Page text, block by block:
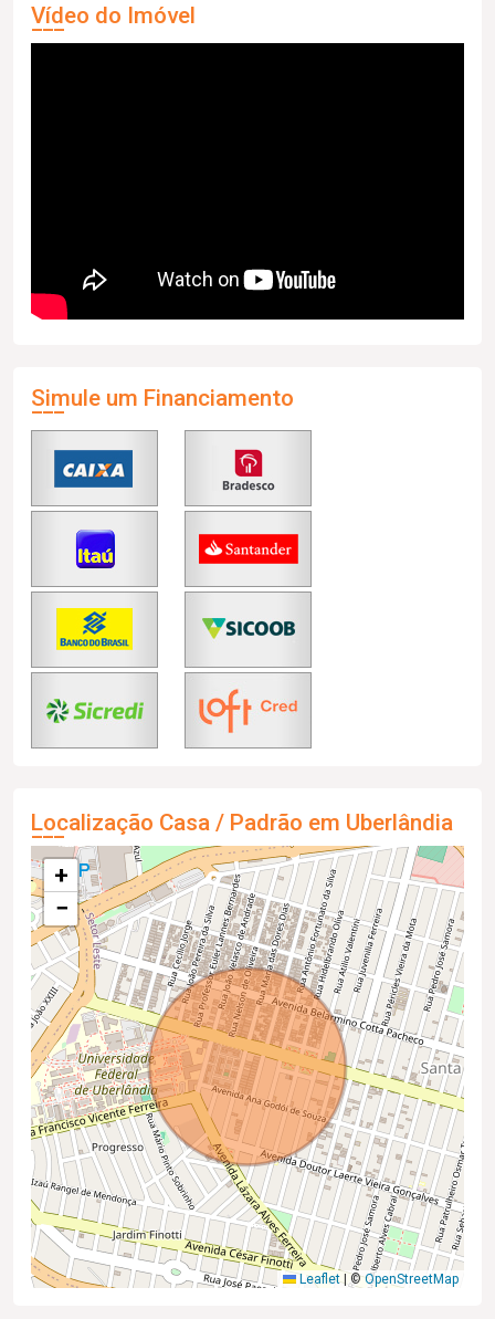
Vídeo do Imóvel
Simule um Financiamento
Localização Casa / Padrão em Uberlândia
+
−
Leaflet | ©OpenStreetMap